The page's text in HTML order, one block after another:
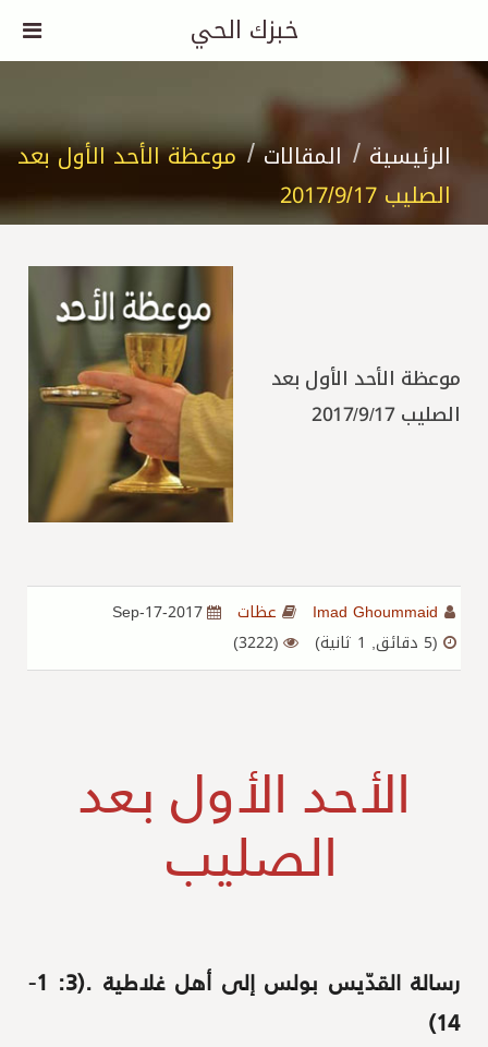
خبزك الحي
الرئيسية المقالات
موعظة الأحد الأول بعد
الصليب 2017/9/17
موعظة الأحد الأول بعد
الصليب 2017/9/17
Imad Ghoummaid عظات
2017-Sep-17
(5 دقائق, 1 ثانية)
(3222)
الأحد الأول بعد
الصليب
رسالة القدّيس بولس إلى أهل غلاطية .(3: 1-
14)